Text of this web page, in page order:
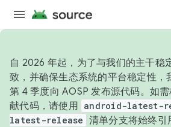
自 2026 年起，为了与我们的主干稳
致，并确保生态系统的平台稳定性，
第 4 季度向 AOSP 发布源代码。如
献代码，请使用 android-latest-
latest-release 清单分支将始终引